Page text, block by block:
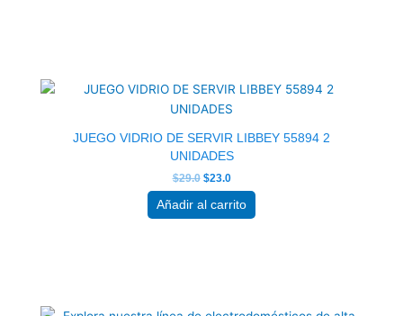
JUEGO VIDRIO DE SERVIR LIBBEY 55894 2
UNIDADES
$29.0
original
era:
$29.0.
$23.0
actual
es:
$23.0.
Añadir al carrito
originalactual